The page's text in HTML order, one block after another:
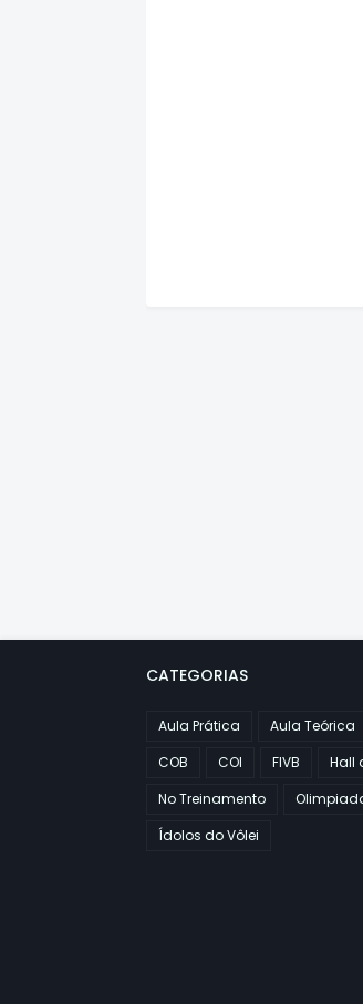
CATEGORIAS
Aula Prática Aula Teórica
COB
COI FIVB Hall
No Treinamento
Ídolos do Vôlei